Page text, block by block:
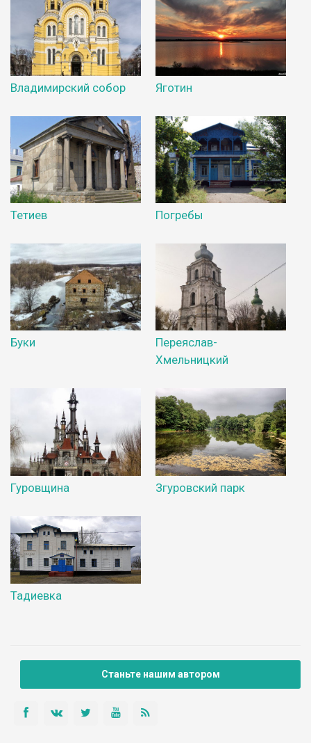
Владимирский собор Яготин
Тетиев Погребы
Буки
Переяслав-
Хмельницкий
Гуровщина Згуровский парк
Тадиевка
Станьте нашим автором